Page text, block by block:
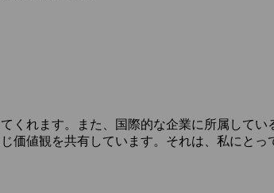
くれます。また、国際的な企業に所属して
価値観を共有しています。それは、私にと